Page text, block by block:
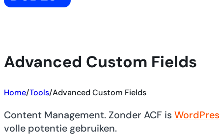
Advanced Custom Fields
Home/Tools/Advanced Custom Fields
Content Management. Zonder ACF is
volle potentie gebruiken.